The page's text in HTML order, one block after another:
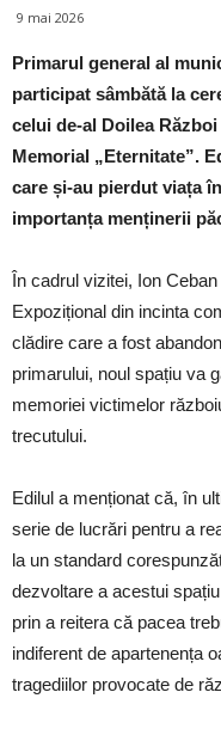
9 mai 2026
Primarul general al
participat sâmbătă la
celui de-al Doilea
Memorial „Eternitate”.
care și-au pierdut viața
importanța menținerii
În cadrul vizitei, Ion
Expozițional din incinta
clădire care a fost
primarului, noul spațiu va
memoriei victimelor
trecutului.
Edilul a menționat că, în
serie de lucrări pentru a
la un standard
dezvoltare a acestui
prin a reitera că pacea
indiferent de apartenența
tragediilor provocate de